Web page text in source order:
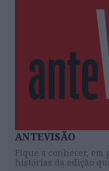
ANTEVISÃO
Fique a conhecer,
histórias da edição